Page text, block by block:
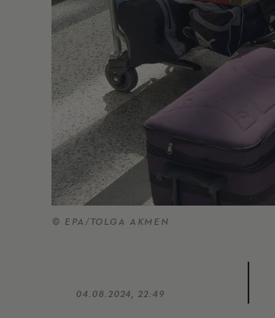
© EPA/TOLGA AKMEN
04.08.2024, 22:49